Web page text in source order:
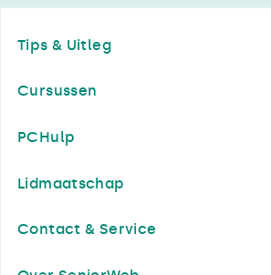
Tips & Uitleg
Cursussen
PCHulp
Lidmaatschap
Contact & Service